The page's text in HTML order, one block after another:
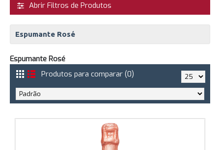
Abrir Filtros de Produtos
Espumante Rosé
Espumante Rosé
Produtos para comparar (0)